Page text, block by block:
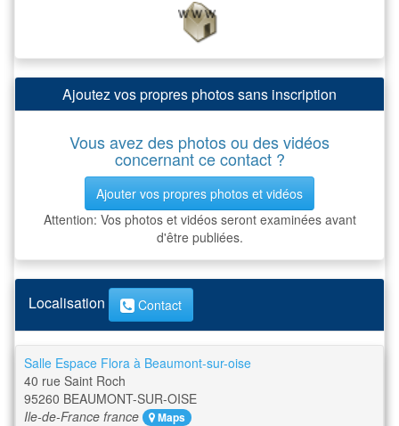
Ajoutez vos propres photos sans inscription
Vous avez des photos ou des vidéos
concernant ce contact ?
Ajouter vos propres photos et vidéos
Attention: Vos photos et vidéos seront examinées avant
d'être publiées.
Localisation Contact
Salle Espace Flora à Beaumont-sur-oise
40 rue Saint Roch
95260 BEAUMONT-SUR-OISE
Ile-de-France france Maps